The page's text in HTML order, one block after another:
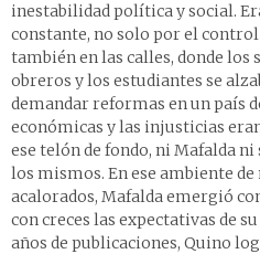
inestabilidad política y social.
constante, no solo por el control
también en las calles, donde
obreros y los estudiantes se
demandar reformas en un país
económicas y las injusticias
ese telón de fondo, ni Mafalda
los mismos. En ese ambiente
acalorados, Mafalda emergió
con creces las expectativas de
años de publicaciones, Quino